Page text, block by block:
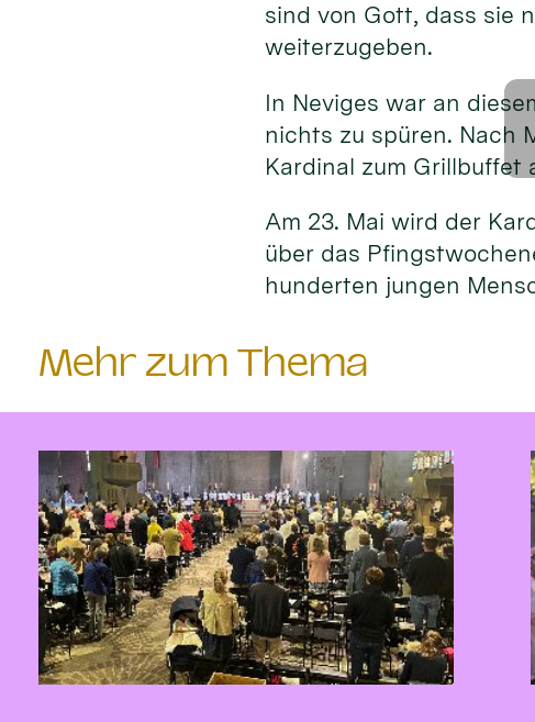
sind von Gott, dass sie
weiterzugeben.
In Neviges war an
nichts zu spüren. Nach
Kardinal zum Grillbuffet
Am 23. Mai wird der
über das
hunderten jungen
Mehr zum Thema